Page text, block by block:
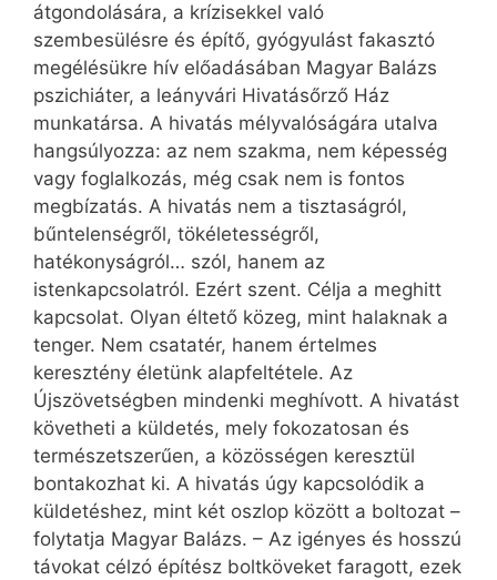
átgondolására, a krízisekkel való
szembesülésre és építő, gyógyulást fakasztó
megélésükre hív előadásában Magyar Balázs
pszichiáter, a leányvári Hivatásőrző Ház
munkatársa. A hivatás mélyvalóságára utalva
hangsúlyozza: az nem szakma, nem képesség
vagy foglalkozás, még csak nem is fontos
megbízatás. A hivatás nem a tisztaságról,
bűntelenségről, tökéletességről,
hatékonyságról… szól, hanem az
istenkapcsolatról. Ezért szent. Célja a meghitt
kapcsolat. Olyan éltető közeg, mint halaknak a
tenger. Nem csatatér, hanem értelmes
keresztény életünk alapfeltétele. Az
Újszövetségben mindenki meghívott. A hivatást
követheti a küldetés, mely fokozatosan és
természetszerűen, a közösségen keresztül
bontakozhat ki. A hivatás úgy kapcsolódik a
küldetéshez, mint két oszlop között a boltozat –
folytatja Magyar Balázs. – Az igényes és hosszú
távokat célzó építész boltköveket faragott, ezek